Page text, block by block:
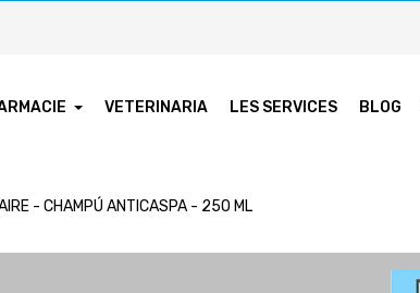
VETERINARIA LES SERVICES BLOG
- CHAMPÚ ANTICASPA - 250 ML